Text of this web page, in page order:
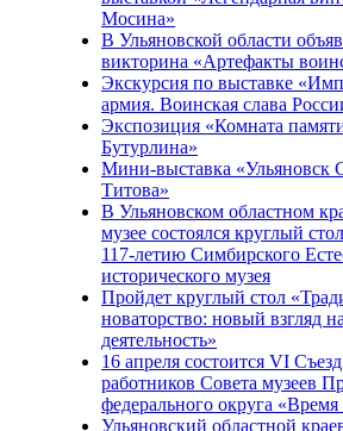
Мосина»
В Ульяновской области
викторина «Артефакты
Экскурсия по выставке
армия. Воинская слава
Экспозиция «Комната
Бутурлина»
Мини-выставка «Ульяновск
Титова»
В Ульяновском областном
музее состоялся круглый
117-летию Симбирского
исторического музея
Пройдет круглый стол
новаторство: новый взгляд
деятельность»
16 апреля состоится VI
работников Совета музеев
федерального округа
Ульяновский областной